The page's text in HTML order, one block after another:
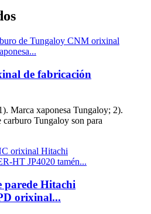
de fabricación
Marca xaponesa Tungaloy; 2).
carburo Tungaloy son para
parede Hitachi
orixinal...